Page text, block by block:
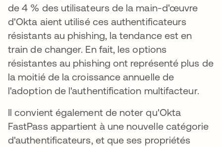
de 4 % des utilisateurs de la main-d'œuvre
d'Okta aient utilisé ces authentificateurs
résistants au phishing, la tendance est en
train de changer. En fait, les options
résistantes au phishing ont représenté plus de
la moitié de la croissance annuelle de
l'adoption de l'authentification multifacteur.
Il convient également de noter qu'Okta
FastPass appartient à une nouvelle catégorie
d'authentificateurs, et que ses propriétés